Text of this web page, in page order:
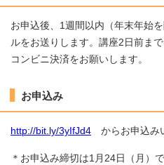
お申込後、1週間以内（年末年始
ルをお送りします。講座2日前ま
コンビニ決済をお願いします。
お申込み
http://bit.ly/3yIfJd4 からお申込み
＊お申込み締切は1月24日（月）で